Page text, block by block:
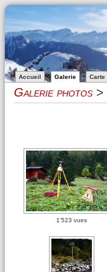
Accueil Galerie Carte
Galerie photos >
1'523 vues